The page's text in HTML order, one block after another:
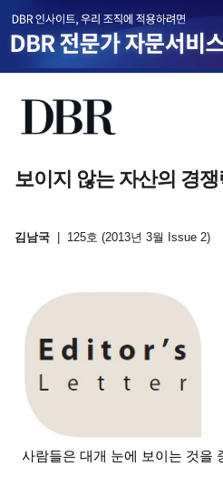
보이지 않는 자산의 경쟁
김남국 125호 (2013년 3월 Issue 2)
사람들은 대개 눈에 보이는 것을